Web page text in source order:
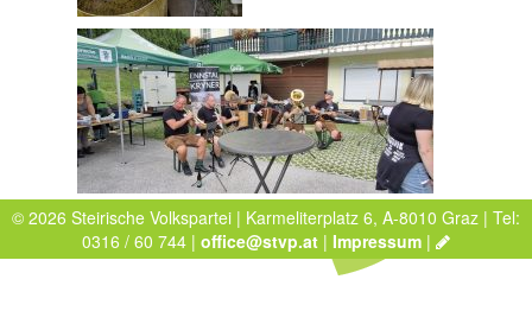
© 2026 Steirische Volkspartei | Karmeliterplatz 6, A-8010 Graz | Tel:
0316 / 60 744 | office@stvp.at | Impressum |